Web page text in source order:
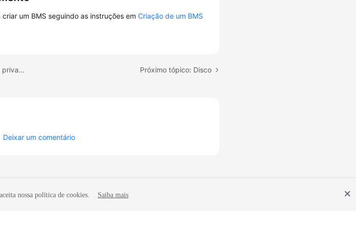
um BMS seguindo as instruções emCriação de um BMS
Tópico anterior: Criação de uma imagem privada a partir de um BMS Próximo tópico: Disco
Deixar um comentário
nossa política de cookies. Saiba mais